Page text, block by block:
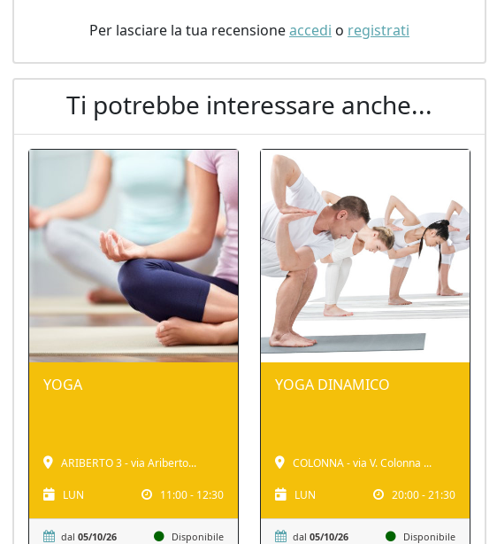
Per lasciare la tua recensioneaccedi o registrati
Ti potrebbe interessare anche...
YOGA
ARIBERTO 3 - via Ariberto...
LUN 11:00 - 12:30
dal 05/10/26 Disponibile
YOGA DINAMICO
COLONNA - via V. Colonna ...
LUN 20:00 - 21:30
dal 05/10/26 Disponibile